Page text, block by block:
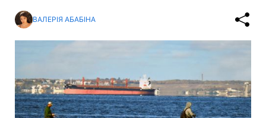
ВАЛЕРІЯ АБАБІНА